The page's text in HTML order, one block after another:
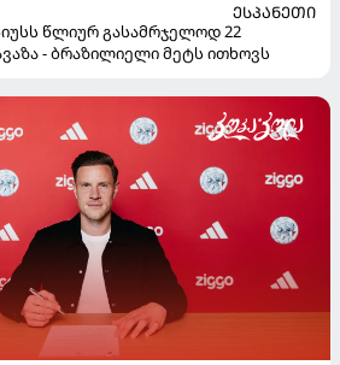
ᲔᲡᲞᲐᲜᲔᲗᲘ
წლიურ გასამრჯელოდ 22
- ბრაზილიელი მეტს ითხოვს